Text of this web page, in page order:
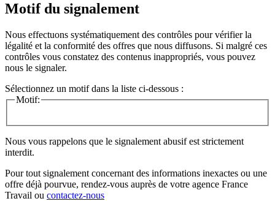
Motif du signalement
Nous effectuons systématiquement des contrôles pour vérifier la
légalité et la conformité des offres que nous diffusons. Si malgré ces
contrôles vous constatez des contenus inappropriés, vous pouvez
nous le signaler.
Sélectionnez un motif dans la liste ci-dessous :
Motif:
Nous vous rappelons que le signalement abusif est strictement
interdit.
Pour tout signalement concernant des informations inexactes ou une
offre déjà pourvue, rendez-vous auprès de votre agence France
Travail ou contactez-nous